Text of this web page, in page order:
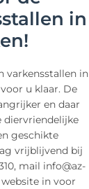
in
varkensstallen in
u klaar. De
en daar
diervriendelijke
geschikte
vrijblijvend bij
mail info@az-
in voor